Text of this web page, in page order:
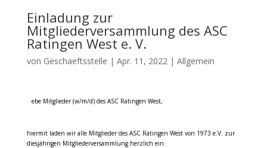
Einladung zur
Mitgliederversammlung des ASC
Ratingen West e. V.
von Geschaeftsstelle | Apr. 11, 2022| Allgemein
ebe Mitglieder (w/m/d) des ASC Ratingen West,
hiermit laden wir alle Mitglieder des ASC Ratingen West von 1973 e.V. zur
diesjährigen Mitgliederversammlung herzlich ein: